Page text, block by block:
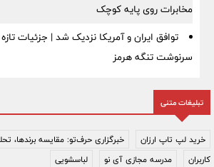
مخابرات روی پایه کوچک
توافق ایران و آمریکا نزدیک شد | جزئیات
سرنوشت تنگه هرمز
تبلیغات متنی
خرید لپ تاپ ارزان
خبرگزاری حرف‌تو: مقایسه برندها،
کاربران
مدرسه مجازی آی نو لباسشویی